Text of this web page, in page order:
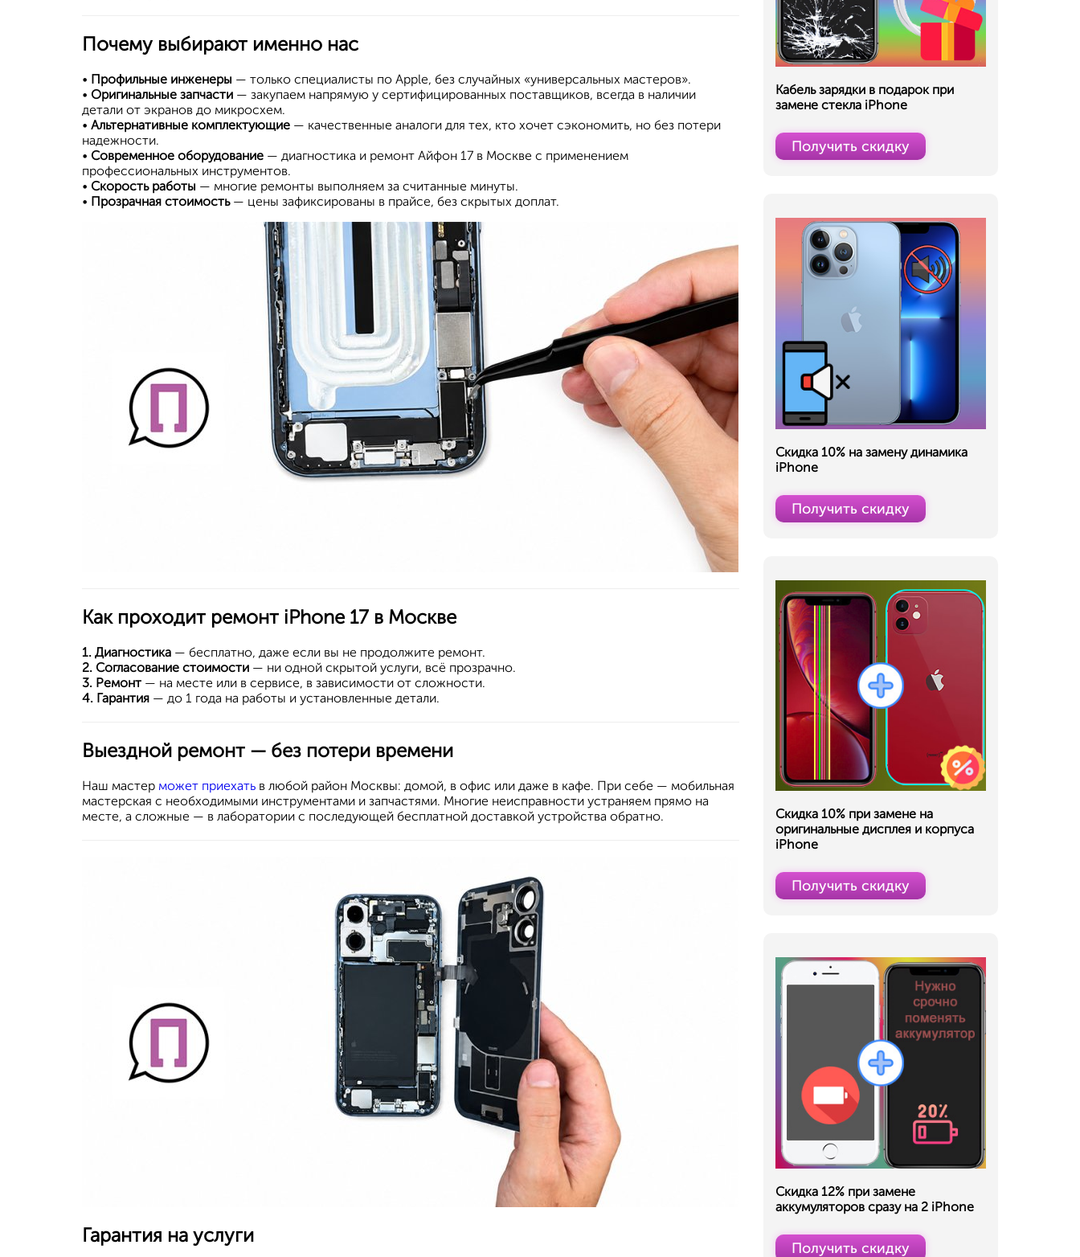
Почему выбирают именно нас
• Профильные инженеры — только специалисты по Apple, без случайных «универсальных мастеров».
• Оригинальные запчасти — закупаем напрямую у сертифицированных поставщиков, всегда в наличии
детали от экранов до микросхем.
• Альтернативные комплектующие — качественные аналоги для тех, кто хочет сэкономить, но без потери
надежности.
• Современное оборудование — диагностика и ремонт Айфон 17 в Москве с применением
профессиональных инструментов.
• Скорость работы — многие ремонты выполняем за считанные минуты.
• Прозрачная стоимость— цены зафиксированы в прайсе, без скрытых доплат.
Как проходит ремонт iPhone 17 в Москве
1. Диагностика — бесплатно, даже если вы не продолжите ремонт.
2. Согласование стоимости — ни одной скрытой услуги, всё прозрачно.
3. Ремонт — на месте или в сервисе, в зависимости от сложности.
4. Гарантия — до 1 года на работы и установленные детали.
Выездной ремонт — без потери времени
Наш мастер может приехать в любой район Москвы: домой, в офис или даже в кафе. При себе — мобильная
мастерская с необходимыми инструментами и запчастями. Многие неисправности устраняем прямо на
месте, а сложные — в лаборатории с последующей бесплатной доставкой устройства обратно.
Гарантия на услуги
Кабель зарядки в подарок при
замене стекла iPhone
Получить скидку
Скидка 10% на замену динамика
iPhone
Получить скидку
Скидка 10% при замене на
оригинальные дисплея и корпуса
iPhone
Получить скидку
Скидка 12% при замене
аккумуляторов сразу на 2 iPhone
Получить скидку